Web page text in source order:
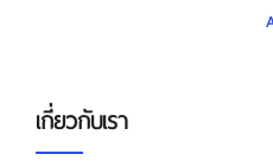
เกี่ยวกับเรา